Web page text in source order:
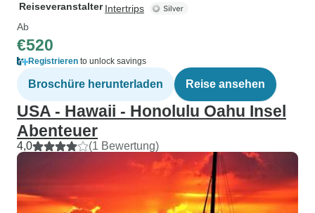
Reiseveranstalter Intertrips
Ab
€520
Registrieren to unlock savings
Broschüre herunterladen Reise ansehen
USA - Hawaii - Honolulu Oahu Insel
Abenteuer
4,0 (1 Bewertung)